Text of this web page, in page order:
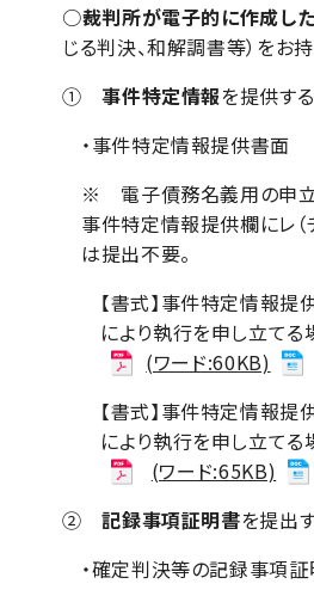
○裁判所が電子的に作成し
じる判決、和解調書等）をお
①事件特定情報を提供す
・事件特定情報提供書面
※ 電子債務名義用の申立
事件特定情報提供欄にレ（
は提出不要。
【書式】事件特定情報提
により執行を申し立てる
(ワード:60KB)
【書式】事件特定情報提
により執行を申し立てる
(ワード:65KB)
②記録事項証明書を提出
・確定判決等の記録事項